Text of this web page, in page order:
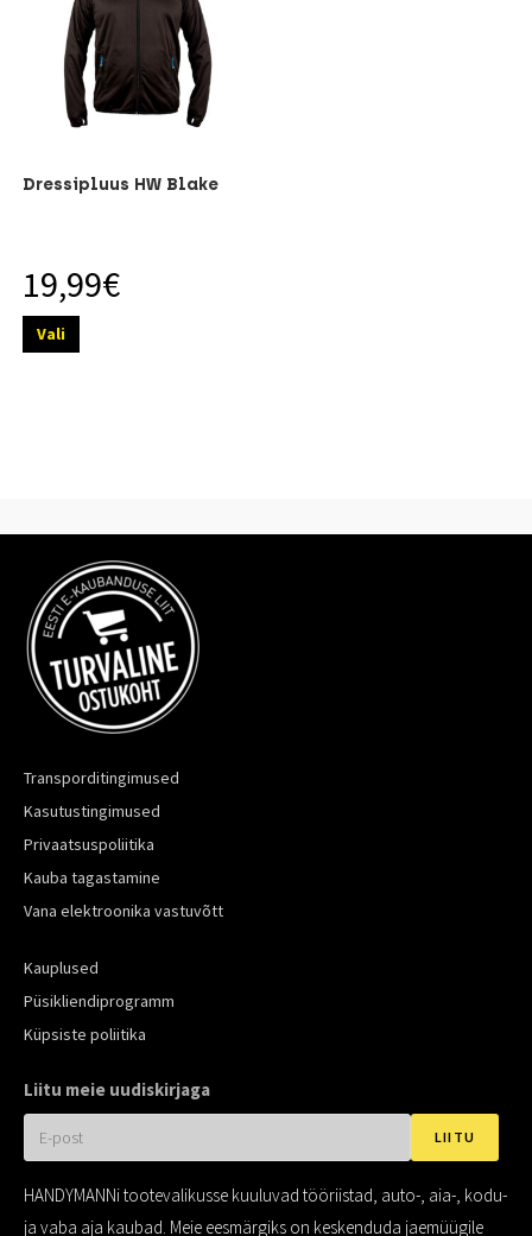
Dressipluus HW Blake
19,99€
Vali
Transporditingimused
Kasutustingimused
Privaatsuspoliitika
Kauba tagastamine
Vana elektroonika vastuvõtt
Kauplused
Püsikliendiprogramm
Küpsiste poliitika
Liitu meie uudiskirjaga
LIITU
HANDYMANNi tootevalikusse kuuluvad tööriistad, auto-, aia-, kodu-
ja vaba aja kaubad. Meie eesmärgiks on keskenduda jaemüügile